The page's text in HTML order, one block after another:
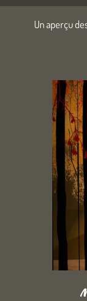
Un aperçu